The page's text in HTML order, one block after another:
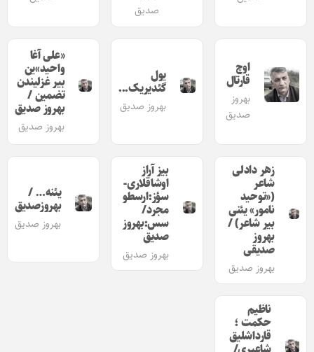
صدیق
اوچ
قارتال
بهروز
صدیق
یول
گئدیریک..‌.
بهروز صدیق
«علی آغا
واحید»ین
بیر غزلیندن
تضمین /
بهروز صدیق
بهروز صدیق
زهر دادلی
شاعر
(«توحید
نامور» یئنی
بیر شاعر) /
بهروز
صدیقی
بهروز صدیق
بیز آراز
اوشاقلاری-
سؤز:ارسطو
مجرد/
سس:بهروز
صدیق
بهروز صدیق
یئنه… /
بهروزصدیق
بهروز صدیق
ناظیم
حکمت ؛
قارداشلیق